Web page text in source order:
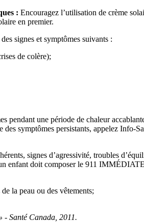
: Encouragez l’utilisation de crème
en premier.
signes et symptômes suivants :
de colère);
pendant une période de chaleur
symptômes persistants, appelez Info-
signes d’agressivité, troubles
enfant doit composer le 911
la peau ou des vêtements;
- Santé Canada, 2011.